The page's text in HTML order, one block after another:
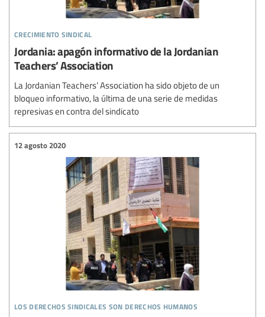
crecimiento sindical
Jordania: apagón informativo de la Jordanian
Teachers’ Association
La Jordanian Teachers’ Association ha sido objeto de un
bloqueo informativo, la última de una serie de medidas
represivas en contra del sindicato
los derechos sindicales son derechos humanos
12 agosto 2020